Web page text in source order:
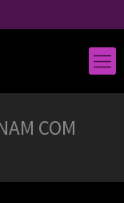
COM